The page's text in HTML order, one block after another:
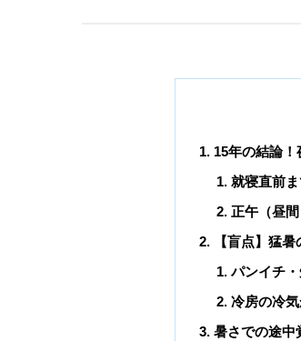
15年の結論
就寝直前
正午（昼
【盲点】猛
パンイチ
冷房の冷
暑さでの途中